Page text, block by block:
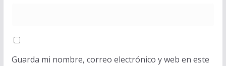
Guarda mi nombre, correo electrónico y web en este